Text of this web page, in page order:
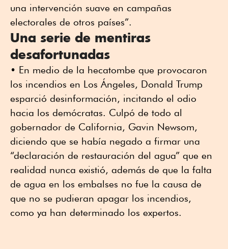
una intervención suave en campañas
electorales de otros países”.
Una serie de mentiras
desafortunadas
• En medio de la hecatombe que provocaron
los incendios en Los Ángeles, Donald Trump
esparció desinformación, incitando el odio
hacia los demócratas. Culpó de todo al
gobernador de California, Gavin Newsom,
diciendo que se había negado a firmar una
“declaración de restauración del agua” que en
realidad nunca existió, además de que la falta
de agua en los embalses no fue la causa de
que no se pudieran apagar los incendios,
como ya han determinado los expertos.